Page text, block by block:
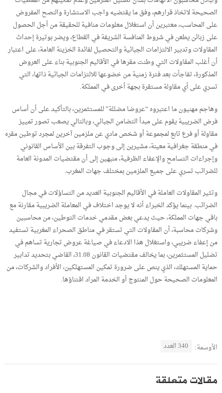
الصحيحة لاتخاذ قرارهم، وفق ما يقتضيه واجب الاستشارة والنصح المفروض
على المحاسب، معتبرين أن استغلال معلومات منافية للحقيقة من أجل الحصول
على زبائن يطعن في شروط المنافسة الشريفة في القطاع، ويضر بوتيرة إحداث
المقاولات وتدبير الالتزامات الجبائية والتحصيل لفائدة الخزينة العامة، على اعتبار
أن أغلب المقاولات التي وطنت مقرها في الأقاليم الجنوبية بناء على العروض
المذكورة، تفاجأت بعد فترة زمنية من خضوعها للالتزامات الجبائية ذاتها، التي
تسري على أي مقاولة مستقرة بجهة أخرى في المملكة.
وهاجم مهنيون ما اعتبروه “عروضا مضللة” للمستثمرين، بالتأكيد على أن أساس
فرض الضريبية يقوم على مبدأ التضامن الجبائي، وبالتالي يصعب تصور تمييز
مقاولة أو فرع تابع لمجموعة أو شخص مادي عن ملزمين آخرين لمجرد توطين مقره
في منطقة جغرافية معينة، مشيرين إلى وجوب التفرقة بين الأساس القانوني
وإجراءات التسامح والإعفاء الظرفية، منبهين إلى أن مقتضيات المدونة العامة
للضرائب تسري على جميع الملزمين بمختلف جهات المغرب.
وتثير المقاولات العاملة في الأقاليم الجنوبية العديد من التساؤلات في مجال
الضرائب. بينما يؤكد الخبراء أنه لا يوجد اختلاف في المعاملة الضريبية مقارنة مع
باقي جهات المملكة، حيث يدعي بعض مقدمي خدمات التوطين، من محاسبين
وشركات محاسبة، أن المقاولات التي تستقر في مناطق الصحراء المغربية تستفيد
من إعفاء ضريبي، واستغلال هذا الادعاء في صياغة عروض تجارية تساهم في
تضليل المستثمرين، بما يخالف مقتضيات القانون 31.08، القاضي بتحديد تدابير
حماية المستهلك، الذي ينص على ضرورة تمكين المستهلكين، الأفراد والشركات، من
المعلومات الصحيحة حول المنتوج أو الخدمة المراد اقتناؤها.
الأوسمة: 340 العدد
مقالات متعلقة